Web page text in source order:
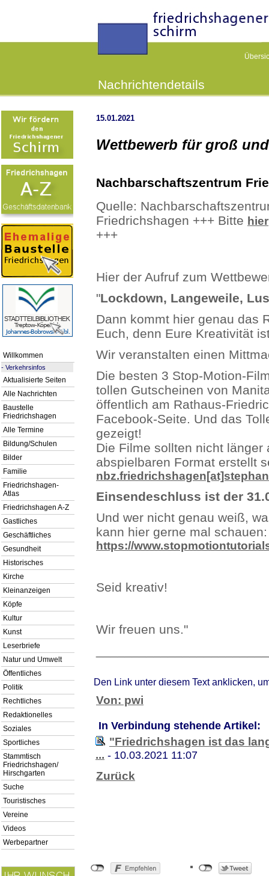
Nachrichtendetails
Willkommen
- Verkehrsinfos
Aktualisierte Seiten
Alle Nachrichten
Baustelle
Friedrichshagen
Alle Termine
Bildung/Schulen
Bilder
Familie
Friedrichshagen-
Atlas
Friedrichshagen A-Z
Gastliches
Geschäftliches
Gesundheit
Historisches
Kirche
Kleinanzeigen
Köpfe
Kultur
Kunst
Leserbriefe
Natur und Umwelt
Öffentliches
Politik
Rechtliches
Redaktionelles
Soziales
Sportliches
Stammtisch
Friedrichshagen/
Hirschgarten
Suche
Touristisches
Vereine
Videos
Werbepartner
15.01.2021
Wettbewerb für groß
Nachbarschaftszentrum
Quelle:
Friedrichshagen +++ Bitte hier
+++
Hier der Aufruf zum
"Lockdown, Langeweile,
Dann kommt hier genau das
Euch, denn Eure Kreativität
Wir veranstalten einen
Die besten 3 Stop-Motion-
tollen Gutscheinen von
öffentlich am Rathaus-
Facebook-Seite. Und das
gezeigt!
Die Filme sollten nicht
abspielbaren Format erstellt
Einsendeschluss ist der
Und wer nicht genau weiß,
kann hier gerne mal schauen:
https://
Seid kreativ!
Wir freuen uns."
Den Link unter diesem Text anklicken,
Von: pwi
In Verbindung stehende Artikel:
"Friedrichshagen ist das
... - 10.03.2021 11:07
Zurück